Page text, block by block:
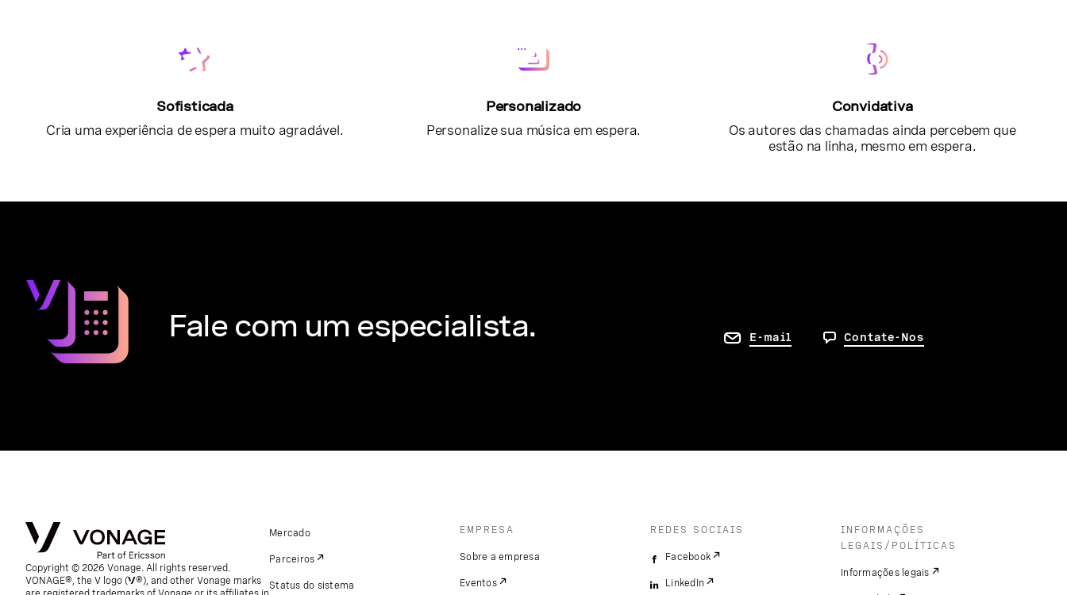
Sofisticada
Cria uma experiência de espera muito agradável.
Personalizado
Personalize sua música em espera.
Convidativa
Os autores das chamadas ainda percebem que
estão na linha, mesmo em espera.
Fale com um especialista. E-mail Contate-Nos
Copyright © 2026 Vonage. All rights reserved.
VONAGE®, the V logo (
®), and other Vonage marks
Mercado
Parceiros
Status do sistema
EMPRESA
Sobre a empresa
Eventos
REDES SOCIAIS
Facebook
LinkedIn
INFORMAÇÕES
LEGAIS/POLÍTICAS
Informações legais